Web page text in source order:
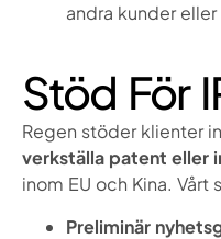
andra kunder
Stöd För
Regen stöder klienter
verkställa patent eller
inom EU och Kina. Vårt
Preliminär